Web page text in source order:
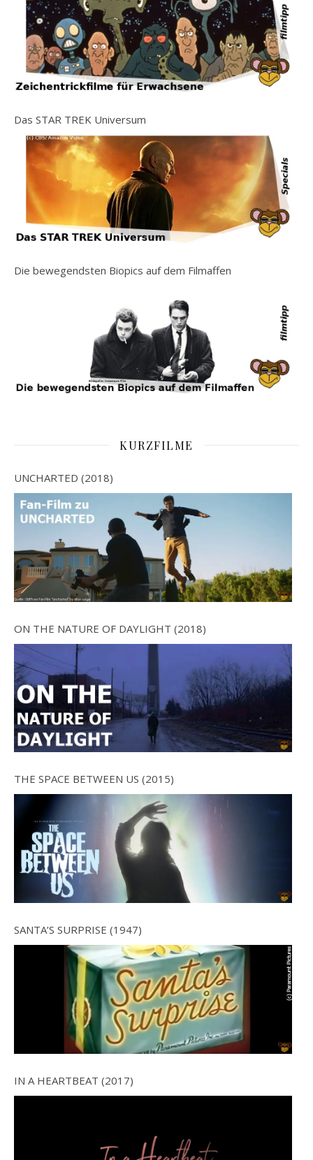
Das STAR TREK Universum
Die bewegendsten Biopics auf dem Filmaffen
KURZFILME
UNCHARTED (2018)
ON THE NATURE OF DAYLIGHT (2018)
THE SPACE BETWEEN US (2015)
SANTA’S SURPRISE (1947)
IN A HEARTBEAT (2017)